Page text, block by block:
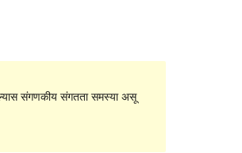
संगणकीय संगतता समस्या असू